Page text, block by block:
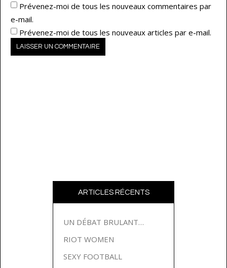
Prévenez-moi de tous les nouveaux commentaires par
e-mail.
Prévenez-moi de tous les nouveaux articles par e-mail.
ARTICLES RÉCENTS
UN DÉBAT BRULANT…
RIOT WOMEN
SEXY FOOTBALL